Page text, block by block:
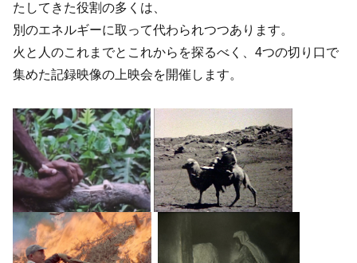
たしてきた役割の多くは、
別のエネルギーに取って代わられつつあります。
火と人のこれまでとこれからを探るべく、4つの切り口で
集めた記録映像の上映会を開催します。